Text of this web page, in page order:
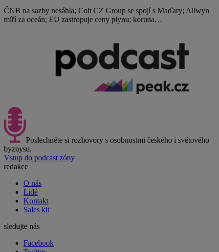
ČNB na sazby nesáhla; Colt CZ Group se spojí s Maďary; Allwyn
míří za oceán; EU zastropuje ceny plynu; koruna…
Poslechněte si rozhovory s osobnostmi českého i světového
byznysu.
Vstup do podcast zóny
redakce
O nás
Lidé
Kontakt
Sales kit
sledujte nás
Facebook